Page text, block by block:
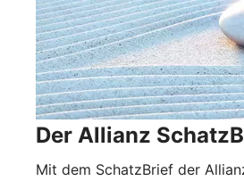
Der Allianz
Mit dem SchatzBrief der